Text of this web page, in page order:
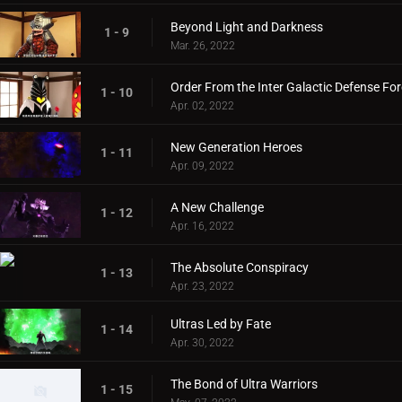
1 - 9 Beyond Light and Darkness
Mar. 26, 2022
1 - 10 Order From the Inter Galactic Defense
Apr. 02, 2022
1 - 11 New Generation Heroes
Apr. 09, 2022
1 - 12 A New Challenge
Apr. 16, 2022
1 - 13 The Absolute Conspiracy
Apr. 23, 2022
1 - 14 Ultras Led by Fate
Apr. 30, 2022
1 - 15 The Bond of Ultra Warriors